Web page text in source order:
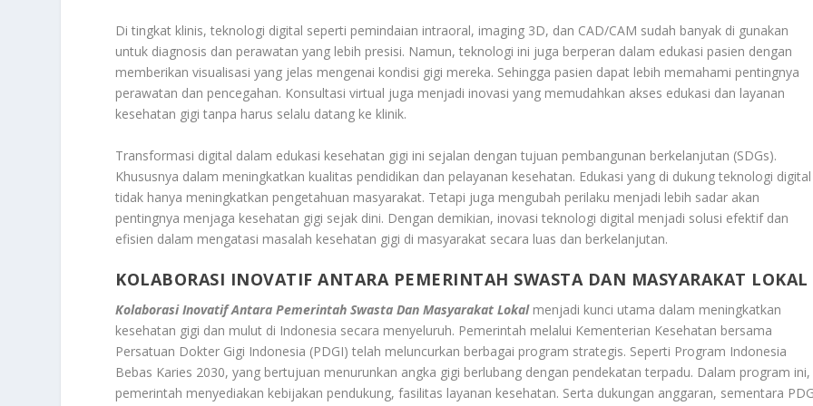
Di tingkat klinis, teknologi digital seperti pemindaian intraoral, imaging 3D, dan CAD/CAM sudah banyak di gunakan
untuk diagnosis dan perawatan yang lebih presisi. Namun, teknologi ini juga berperan dalam edukasi pasien dengan
memberikan visualisasi yang jelas mengenai kondisi gigi mereka. Sehingga pasien dapat lebih memahami pentingnya
perawatan dan pencegahan. Konsultasi virtual juga menjadi inovasi yang memudahkan akses edukasi dan layanan
kesehatan gigi tanpa harus selalu datang ke klinik.
Transformasi digital dalam edukasi kesehatan gigi ini sejalan dengan tujuan pembangunan berkelanjutan (SDGs).
Khususnya dalam meningkatkan kualitas pendidikan dan pelayanan kesehatan. Edukasi yang di dukung teknologi digital
tidak hanya meningkatkan pengetahuan masyarakat. Tetapi juga mengubah perilaku menjadi lebih sadar akan
pentingnya menjaga kesehatan gigi sejak dini. Dengan demikian, inovasi teknologi digital menjadi solusi efektif dan
efisien dalam mengatasi masalah kesehatan gigi di masyarakat secara luas dan berkelanjutan.
KOLABORASI INOVATIF ANTARA PEMERINTAH SWASTA DAN MASYARAKAT LOKAL
Kolaborasi Inovatif Antara Pemerintah Swasta Dan Masyarakat Lokalmenjadi kunci utama dalam meningkatkan
kesehatan gigi dan mulut di Indonesia secara menyeluruh. Pemerintah melalui Kementerian Kesehatan bersama
Persatuan Dokter Gigi Indonesia (PDGI) telah meluncurkan berbagai program strategis. Seperti Program Indonesia
Bebas Karies 2030, yang bertujuan menurunkan angka gigi berlubang dengan pendekatan terpadu. Dalam program ini,
pemerintah menyediakan kebijakan pendukung, fasilitas layanan kesehatan. Serta dukungan anggaran, sementara